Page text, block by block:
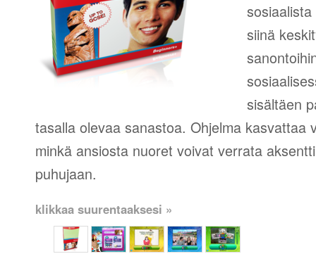
siinä
sisältäen
tasalla olevaa sanastoa. Ohjelma kasvattaa
minkä ansiosta nuoret voivat verrata
puhujaan.
klikkaa suurentaaksesi »